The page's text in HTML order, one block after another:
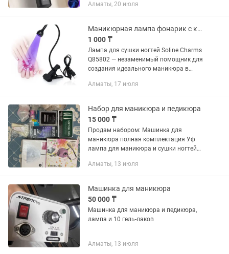
быстрой полимеризации геля и
на...
Алматы, 20 июля
Маникюрная лампа фонарик с креплением 3Вт
1 000 ₸
Лампа для сушки ногтей Soline Charms
Q85802 — незаменимый помощник для
создания идеального маникюра в
сможете быстро и качественно сушить
Алматы, 17 июля
Набор для маникюра и педикюра
15 000 ₸
Продам набором: Машинка для
маникюра полная комплектация Уф
лампа для маникюра и сушки ногтей
алмазные, керамика, шлифовщик и
Алматы, 13 июля
Машинка для маникюра
50 000 ₸
Машинка для маникюра и педикюра,
лампа и 10 гель-лаков
Алматы, 13 июля